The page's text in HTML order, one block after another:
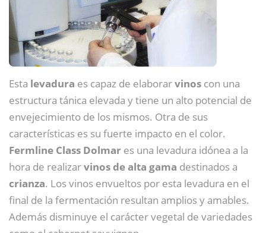
Esta levadura es capaz de elaborarvinos con una
estructura tánica elevada y tiene un alto potencial de
envejecimiento de los mismos. Otra de sus
características es su fuerte impacto en el color.
Fermline Class Dolmar es una levadura idónea a la
hora de realizarvinos de alta gama destinados a
crianza. Los vinos envueltos por esta levadura en el
final de la fermentación resultan amplios y amables.
Además disminuye el carácter vegetal de variedades